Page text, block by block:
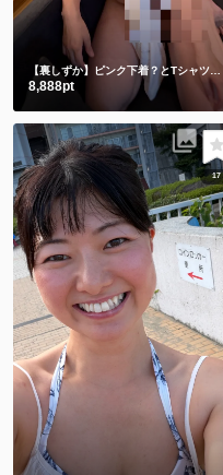
【裏しずか】ピンク下着？とTシャツ編💗
8,888pt
17